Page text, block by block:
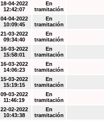
18-04-2022
12:42:07
En
tramitación
04-04-2022
10:09:45
En
tramitación
21-03-2022
09:34:40
En
tramitación
16-03-2022
15:58:01
En
tramitación
16-03-2022
14:06:23
En
tramitación
15-03-2022
15:19:15
En
tramitación
09-03-2022
11:46:19
En
tramitación
22-02-2022
10:43:38
En
tramitación